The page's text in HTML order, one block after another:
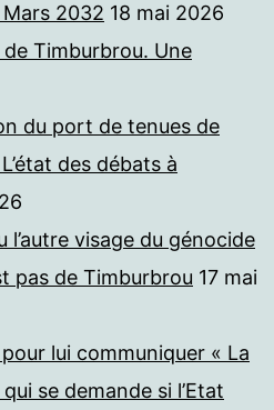
Mars 2032 18 mai 2026
de Timburbrou. Une
du port de tenues de
des débats à
l’autre visage du génocide
pas de Timburbrou 17 mai
lui communiquer « La
se demande si l’Etat